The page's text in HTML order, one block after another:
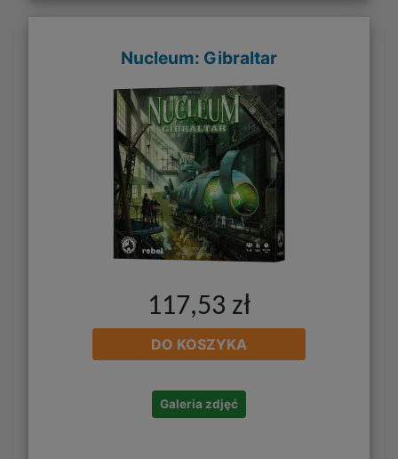
Nucleum: Gibraltar
117,53 zł
DO KOSZYKA
Galeria zdjęć